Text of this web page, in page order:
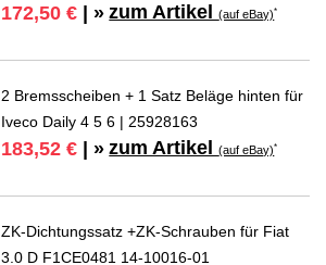
172,50 € | » zum Artikel(auf eBay)*
2 Bremsscheiben + 1 Satz Beläge hinten für
Iveco Daily 4 5 6 | 25928163
183,52 € | » zum Artikel(auf eBay)*
ZK-Dichtungssatz +ZK-Schrauben für Fiat
3.0 D F1CE0481 14-10016-01